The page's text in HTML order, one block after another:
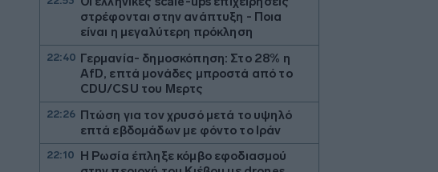
στρέφονται στην ανάπτυξη - Ποια
είναι η μεγαλύτερη πρόκληση
22:40 Γερμανία- δημοσκόπηση: Στο 28% η
AfD, επτά μονάδες μπροστά από το
CDU/CSU του Μερτς
22:26 Πτώση για τον χρυσό μετά το υψηλό
επτά εβδομάδων με φόντο το Ιράν
22:10
Η Ρωσία έπληξε κόμβο εφοδιασμού